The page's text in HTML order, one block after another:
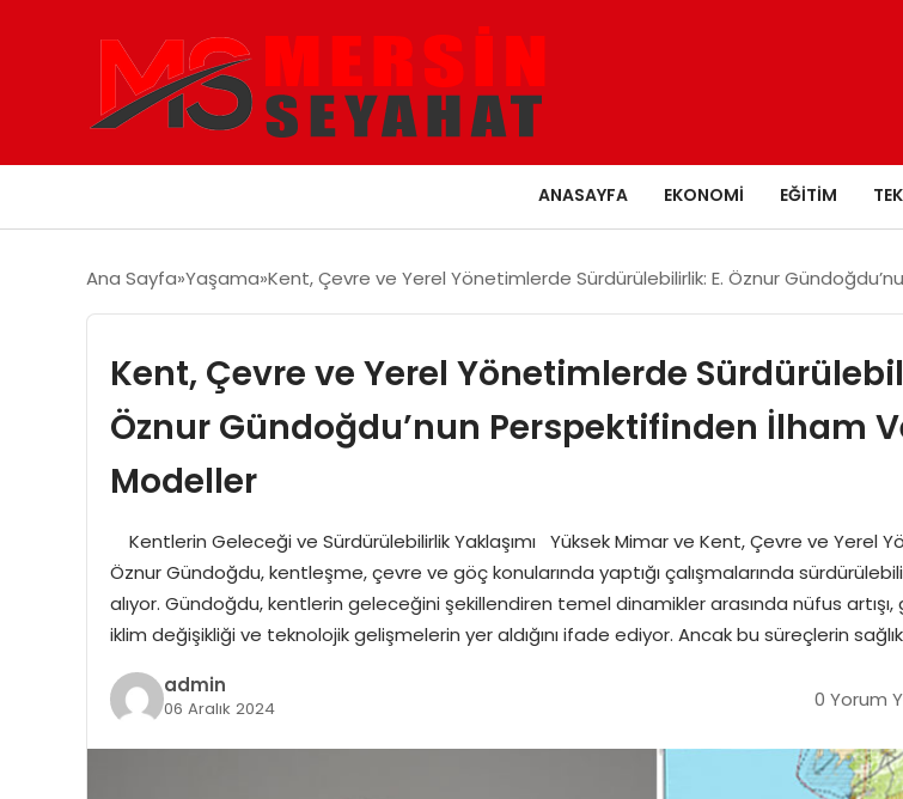
ANASAYFA EKONOMI EĞITIM
Ana Sayfa Yaşama Kent, Çevre ve Yerel Yönetimlerde Sürdürülebilirlik: E. Öznur
Kent, Çevre ve Yerel Yönetimlerde
Öznur Gündoğdu’nun Perspektifinden İlham
Modeller
Kentlerin Geleceği ve Sürdürülebilirlik Yaklaşımı Yüksek Mimar ve Kent, Çevre ve Yerel
Öznur Gündoğdu, kentleşme, çevre ve göç konularında yaptığı çalışmalarında
alıyor. Gündoğdu, kentlerin geleceğini şekillendiren temel dinamikler arasında nüfus
iklim değişikliği ve teknolojik gelişmelerin yer aldığını ifade ediyor. Ancak bu süreçlerin
admin
06 Aralık 2024 0 Yorum